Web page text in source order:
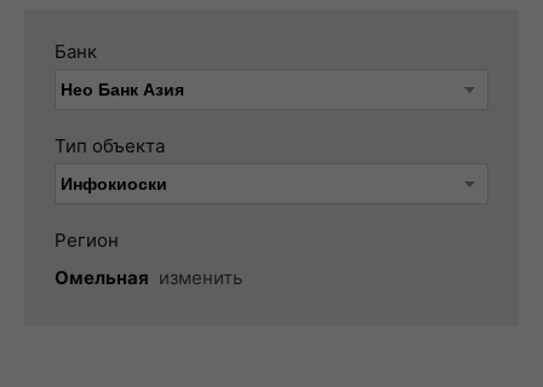
Банк
Тип объекта
Регион
Омельная изменить